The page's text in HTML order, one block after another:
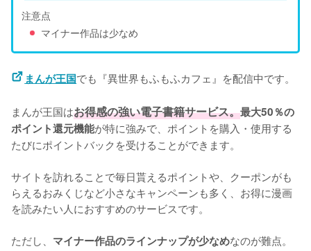
注意点
マイナー作品は少なめ
まんが王国でも『異世界もふもふカフェ』を配信中です。
まんが王国はお得感の強い電子書籍サービス。最大50％の
ポイント還元機能が特に強みで、ポイントを購入・使用する
たびにポイントバックを受けることができます。
サイトを訪れることで毎日貰えるポイントや、クーポンがも
らえるおみくじなど小さなキャンペーンも多く、お得に漫画
を読みたい人におすすめのサービスです。
ただし、 マイナー作品のラインナップが少なめなのが難点。